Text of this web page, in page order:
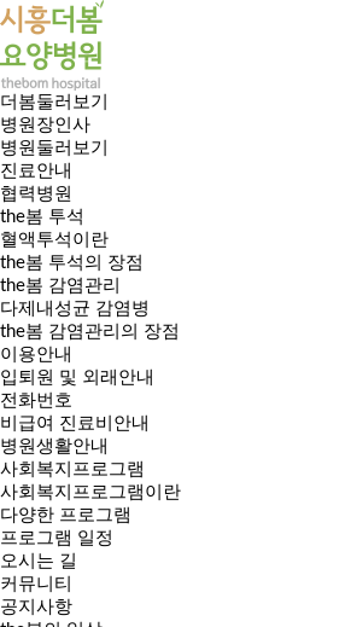
더봄둘러보기
병원장인사
병원둘러보기
진료안내
협력병원
the봄 투석
혈액투석이란
the봄 투석의 장점
the봄 감염관리
다제내성균 감염병
the봄 감염관리의 장점
이용안내
입퇴원 및 외래안내
전화번호
비급여 진료비안내
병원생활안내
사회복지프로그램
사회복지프로그램이란
다양한 프로그램
프로그램 일정
오시는 길
커뮤니티
공지사항